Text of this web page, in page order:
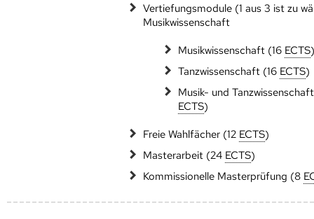
Vertiefungsmodule (1 aus 3 ist zu
Musikwissenschaft
Musikwissenschaft (16 ECTS
Tanzwissenschaft (16 ECTS)
Musik- und
ECTS)
Freie Wahlfächer (12 ECTS)
Masterarbeit (24 ECTS)
Kommissionelle Masterprüfung (8